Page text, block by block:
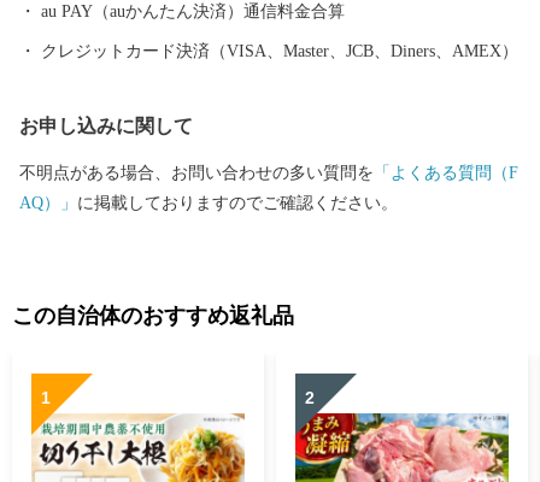
au PAY（auかんたん決済）通信料金合算
クレジットカード決済（VISA、Master、JCB、Diners、AMEX）
お申し込みに関して
不明点がある場合、お問い合わせの多い質問を 「よくある質問（F
AQ）」 に掲載しておりますのでご確認ください。
この自治体のおすすめ返礼品
1 2